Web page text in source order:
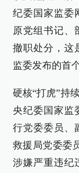
纪委国家监委
原党组书记、
撤职处分，这
监委发布的首
硬核“打虎”持
央纪委国家监
行党委委员、
救援局党委委
涉嫌严重违纪